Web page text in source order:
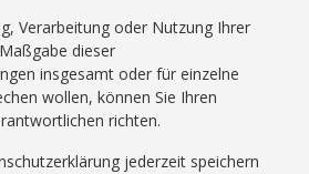
Verarbeitung oder Nutzung Ihrer
dieser
insgesamt oder für einzelne
wollen, können Sie Ihren
richten.
jederzeit speichern